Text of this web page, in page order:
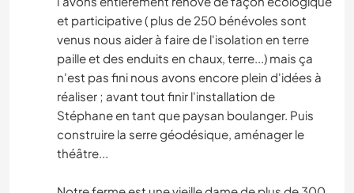
et participative ( plus de 250 bénévoles sont
venus nous aider à faire de l'isolation en terre
paille et des enduits en chaux, terre...) mais ça
n'est pas fini nous avons encore plein d'idées à
réaliser ; avant tout finir l'installation de
Stéphane en tant que paysan boulanger. Puis
construire la serre géodésique, aménager le
théâtre...